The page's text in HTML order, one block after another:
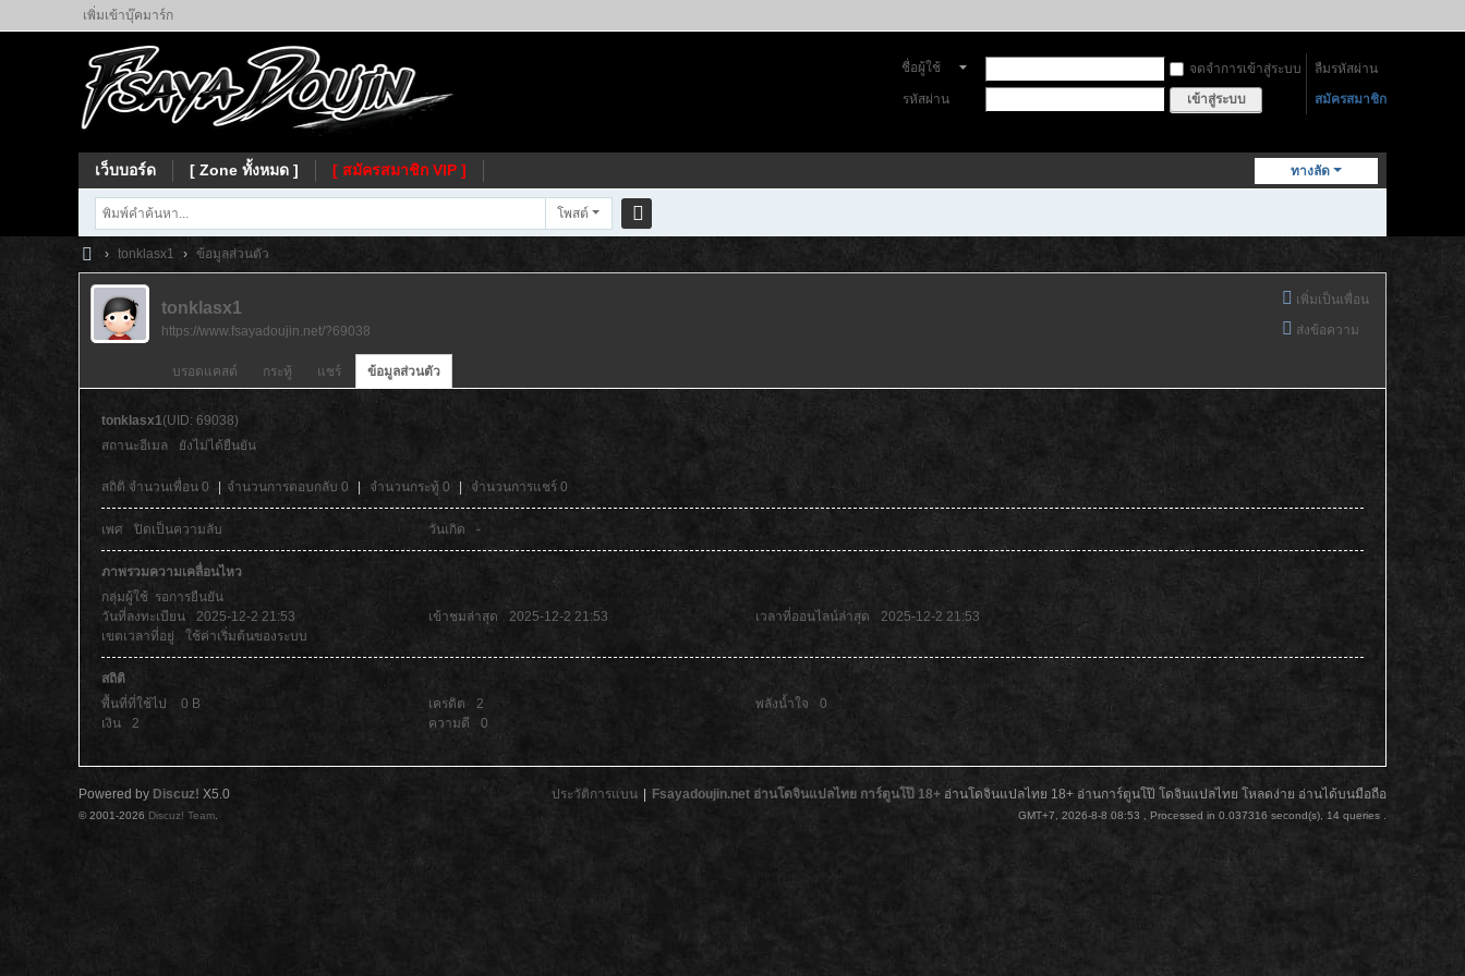
เพิ่มเข้าบุ๊คมาร์ก
ชื่อผู้ใช้ จดจำการเข้าสู่ระบบ
ลืมรหัสผ่าน
รหัสผ่าน
เข้าสู่ระบบ สมัครสมาชิก
ทางลัด
เว็บบอร์ด [ Zone ทั้งหมด ] [ สมัครสมาชิก VIP ]
โพสต์
้น
Fs
› tonklasx1 › ข้อมูลส่วนตัว
เพิ่มเป็นเพื่อน
ส่งข้อความ
tonklasx1
https://www.fsayadoujin.net/?69038
บรอดแคสต์ กระทู้ แชร์ ข้อมูลส่วนตัว
tonklasx1(UID: 69038)
สถานะอีเมล
ยังไม่ได้ยืนยัน
สถิติ จำนวนเพื่อน 0 จำนวนการตอบกลับ 0 จำนวนกระทู้ 0 จำนวนการแชร์ 0
เพศ ปิดเป็นความลับ วันเกิด -
ภาพรวมความเคลื่อนไหว
กลุ่มผู้ใช้ รอการยืนยัน
วันที่ลงทะเบียน
2025-12-2 21:53 เข้าชมล่าสุด 2025-12-2 21:53 เวลาที่ออนไลน์ล่าสุด
2025-12-2 21:53
เขตเวลาที่อยู่
ใช้ค่าเริ่มต้นของระบบ
สถิติ
พื้นที่ที่ใช้ไป
0 B เครดิต 2 พลังน้ำใจ
0
เงิน
2 ความดี 0
ประวัติการแบน Fsayadoujin.net อ่านโดจินแปลไทย การ์ตูนโป๊ 18+ อ่านโดจินแปลไทย 18+ อ่านการ์ตูนโป๊ โดจินแปลไทย โหลดง่าย อ่านได้บนมือถือ
GMT+7, 2026-8-8 08:53 , Processed in 0.037316 second(s), 14 queries .
Powered by Discuz! X5.0
© 2001-2026 Discuz! Team